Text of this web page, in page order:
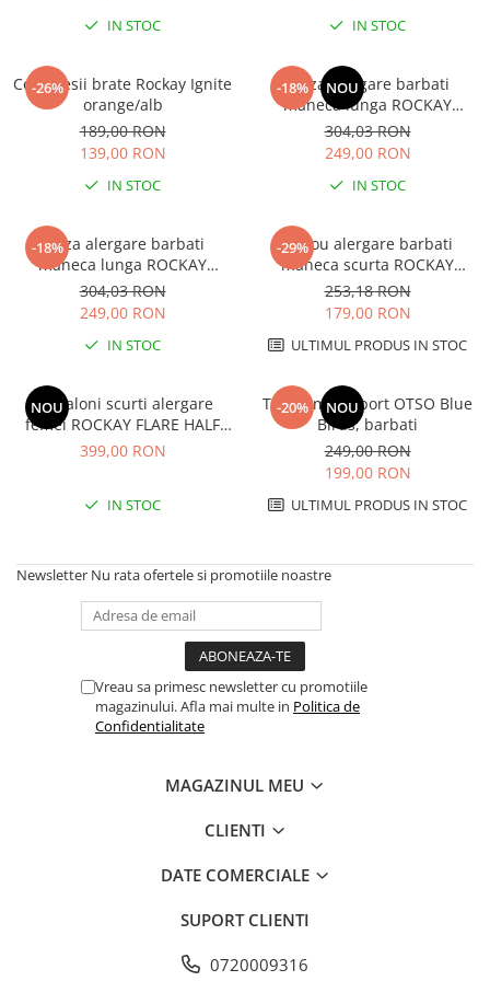
Accesorii alergare
Centuri Alergare
Genti transport echipament
Geluri Energizante Beta Fuel
Geluri Energizante Izotonice
Copii
Jachete Puf
Barbati
Femei
Femei
Copii
Parazapezi
Jachete Ski/Snowboard
IN STOC IN STOC
-26%
Compresii brate Rockay Ignite
orange/alb
189,00 RON
139,00 RON
IN STOC
-18% NOU
Bluza alergare barbati
maneca lunga ROCKAY
ZEPHYR Long Sleeve
Seamless, Negru
304,03 RON
249,00 RON
IN STOC
-18%
Bluza alergare barbati
maneca lunga ROCKAY
ZEPHYR Long Sleeve
Seamless, Portocaliu
304,03 RON
249,00 RON
IN STOC
-29%
Tricou alergare barbati
maneca scurta ROCKAY
ZEPHYR Seamless Tee,
Portocaliu
253,18 RON
179,00 RON
ULTIMUL PRODUS IN STOC
NOU
Pantaloni scurti alergare
femei ROCKAY FLARE HALF
TIGHT, Negru
399,00 RON
IN STOC
-20% NOU
Tricou multisport OTSO Blue
Birds, barbati
249,00 RON
199,00 RON
ULTIMUL PRODUS IN STOC
Newsletter Nu rata ofertele si promotiile noastre
Vreau sa primesc newsletter cu promotiile
magazinului. Afla mai multe in Politica de
Confidentialitate
MAGAZINUL MEU
CLIENTI
DATE COMERCIALE
SUPORT CLIENTI
0720009316